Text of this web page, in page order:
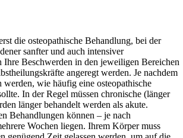
die osteopathische Behandlung, bei der
sanfter und auch intensiver
Ihre Beschwerden in den jeweiligen Bereichen
angeregt werden. Je nachdem
werden, wie häufig eine osteopathische
In der Regel müssen chronische (länger
länger behandelt werden als akute.
Behandlungen können – je nach
Wochen liegen. Ihrem Körper muss